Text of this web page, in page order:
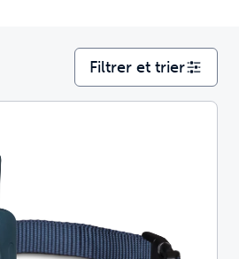
Filtrer et trier